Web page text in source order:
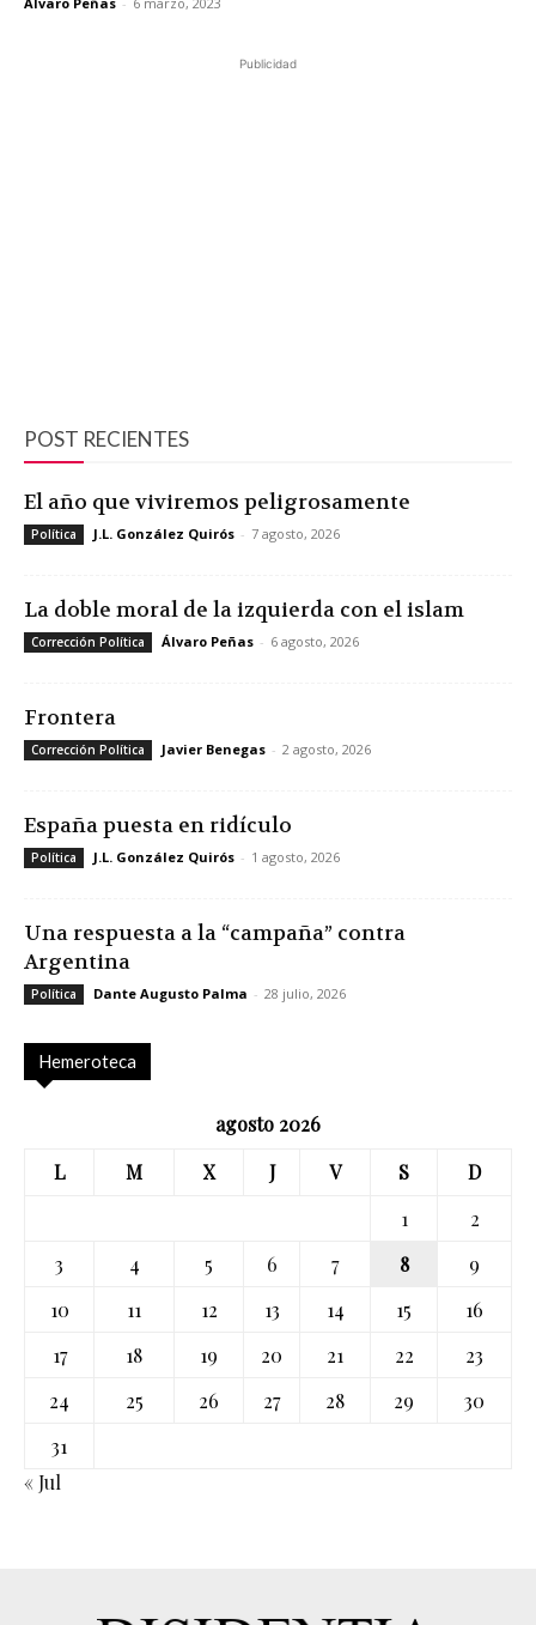
Publicidad
POST RECIENTES
El año que viviremos peligrosamente
Política J.L. González Quirós - 7 agosto, 2026
La doble moral de la izquierda con el islam
Corrección Política Álvaro Peñas - 6 agosto, 2026
Frontera
Corrección Política Javier Benegas - 2 agosto, 2026
España puesta en ridículo
Política J.L. González Quirós - 1 agosto, 2026
Una respuesta a la “campaña” contra
Argentina
Política Dante Augusto Palma - 28 julio, 2026
Hemeroteca
agosto 2026
L
M X J V S
D
1
2
3
4 5 6 7 8
9
10
11 12 13 14 15
16
17
18 19 20 21 22
23
24
25 26 27 28 29
30
31
« Jul